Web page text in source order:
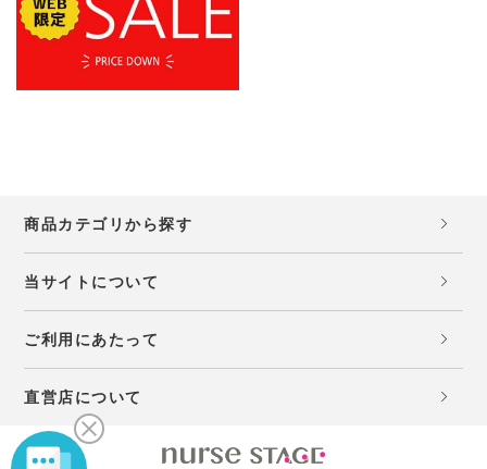
商品カテゴリから探す
当サイトについて
ご利用にあたって
直営店について